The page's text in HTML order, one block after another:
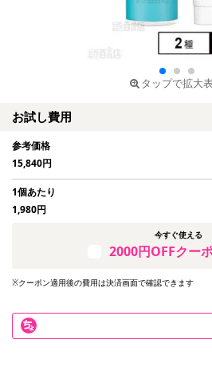
タップで拡大
お試し費用
参考価格
15,840円
1個あたり
1,980円
今すぐ使える
2000円OFFクー
※クーポン適用後の費用は決済画面で確認できます